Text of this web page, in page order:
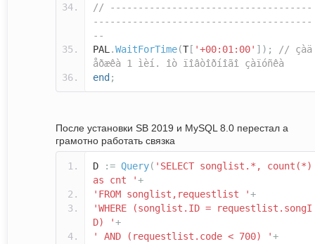
// ------------------------------------
---------------------------------------
--
PAL.WaitForTime(T [ '+00:01:00' ]);
// çàä
åðæêà 1 ìèí. îò ïîâòîðíîãî çàïóñêà
end ;
После установки SB 2019 и MySQL 8.0 перестал а
грамотно работать связка
D := Query( 'SELECT songlist.*, count(*)
as cnt '+
'FROM songlist,requestlist '+
'WHERE (songlist.ID = requestlist.songI
D) '+
' AND (requestlist.code < 700) '+